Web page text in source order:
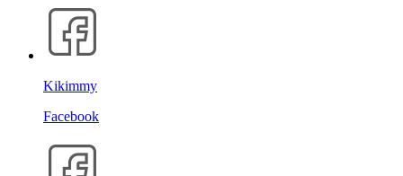
Kikimmy
Facebook